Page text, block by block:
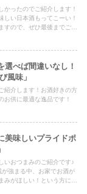
かったのでご紹介します！
しい日本酒もってこーい！
すので、ぜひ最後までご覧
選べば間違いなし！
風味」
紹介します！お酒好きの方
お供に最適な逸品です！
美味しいプライドポ
いおつまみのご紹介です♪
強まる中、お家でお酒が
みがほしい！という方には